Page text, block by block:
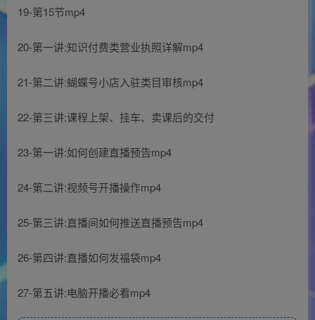
19-第15节mp4
20-第一讲:知识付费类营业执照详解mp4
21-第二讲:蝴蝶号小店入驻类目审核mp4
22-第三讲:课程上架、挂车、卖课后的交付
23-第一讲:如何创建直播预告mp4
24-第二讲:视频号开播操作mp4
25-第三讲:直播间如何推送直播预告mp4
26-第四讲:直播如何发福袋mp4
27-第五讲:电脑开播必看mp4